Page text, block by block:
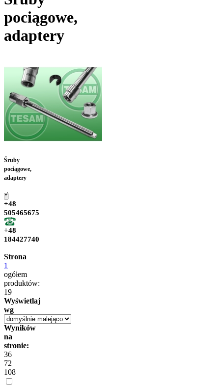
pociągowe,
adaptery
Śruby
pociągowe,
adaptery
+48
505465675
+48
184427740
Strona
1
ogółem
produktów:
19
Wyświetlaj
wg
Wyników
na
stronie:
36
72
108